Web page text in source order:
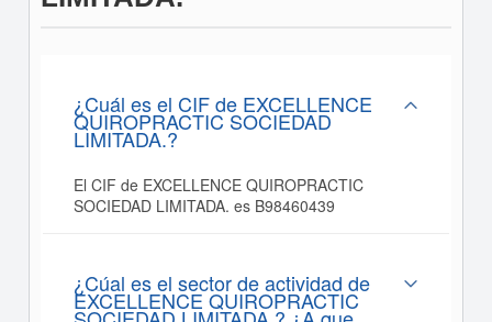
¿Cuál es el CIF de EXCELLENCE
QUIROPRACTIC SOCIEDAD
LIMITADA.?
El CIF de EXCELLENCE QUIROPRACTIC
SOCIEDAD LIMITADA. es B98460439
¿Cúal es el sector de actividad de
EXCELLENCE QUIROPRACTIC